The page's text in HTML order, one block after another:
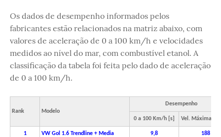
Os dados de desempenho informados pelos
fabricantes estão relacionados na matriz abaixo, com
valores de aceleração de 0 a 100 km/h e velocidades
medidos ao nível do mar, com combustível etanol. A
classificação da tabela foi feita pelo dado de aceleração
de 0 a 100 km/h.
Rank Modelo
Desempenho
0 a 100 Km/h [s] Vel. Máxima
1 VW Gol 1.6 Trendline + Media 9,8 188